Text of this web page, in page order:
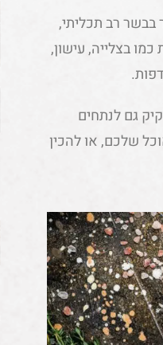
מדובר בבשר רב תכליתי,
בצלייה, עישון,
גם לנתחים
שלכם, או להכין